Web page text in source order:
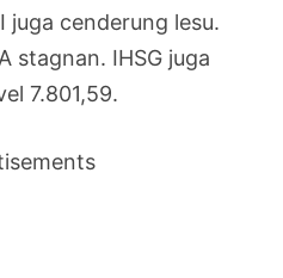
juga cenderung lesu.
stagnan. IHSG juga
7.801,59.